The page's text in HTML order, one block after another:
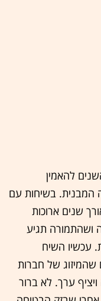
להאמין
המבנית. בשיחות עם
שנים ארוכות
תגיע
עכשיו השיח
של חברות
ערך. לא ברור